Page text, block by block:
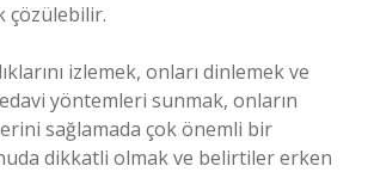
çözülebilir.
izlemek, onları dinlemek ve
yöntemleri sunmak, onların
sağlamada çok önemli bir
dikkatli olmak ve belirtiler erken